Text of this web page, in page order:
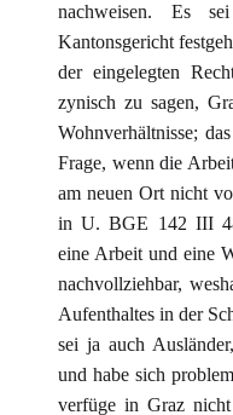
nachweisen. Es
Kantonsgericht
der eingelegten
zynisch zu sagen,
Wohnverhältnisse;
Frage, wenn die
am neuen Ort nicht
in U. BGE 142 III
eine Arbeit und eine
nachvollziehbar,
Aufenthaltes in der
sei ja auch
und habe sich
verfüge in Graz